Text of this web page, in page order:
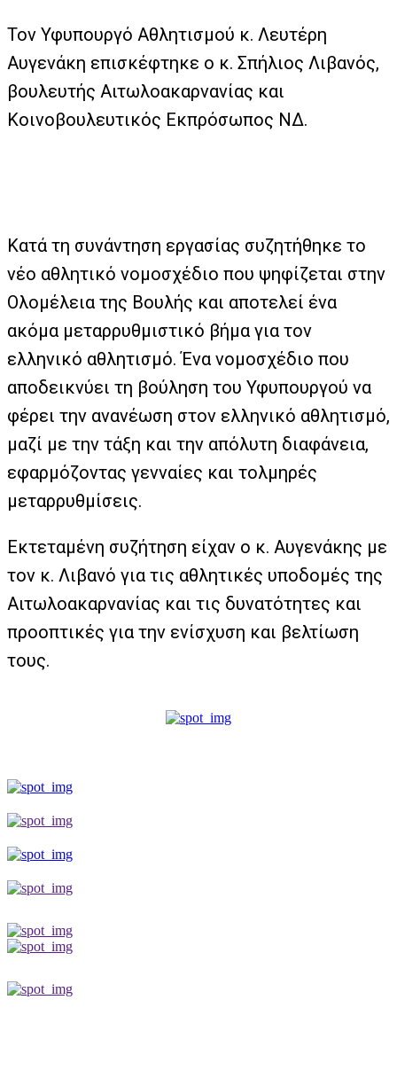
Τον Υφυπουργό Αθλητισμού κ. Λευτέρη
Αυγενάκη επισκέφτηκε ο κ. Σπήλιος Λιβανός,
βουλευτής Αιτωλοακαρνανίας και
Κοινοβουλευτικός Εκπρόσωπος ΝΔ.
Κατά τη συνάντηση εργασίας συζητήθηκε το
νέο αθλητικό νομοσχέδιο που ψηφίζεται στην
Ολομέλεια της Βουλής και αποτελεί ένα
ακόμα μεταρρυθμιστικό βήμα για τον
ελληνικό αθλητισμό. Ένα νομοσχέδιο που
αποδεικνύει τη βούληση του Υφυπουργού να
φέρει την ανανέωση στον ελληνικό αθλητισμό,
μαζί με την τάξη και την απόλυτη διαφάνεια,
εφαρμόζοντας γενναίες και τολμηρές
μεταρρυθμίσεις.
Εκτεταμένη συζήτηση είχαν ο κ. Αυγενάκης με
τον κ. Λιβανό για τις αθλητικές υποδομές της
Αιτωλοακαρνανίας και τις δυνατότητες και
προοπτικές για την ενίσχυση και βελτίωση
τους.